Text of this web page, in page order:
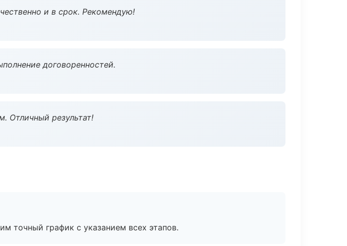
и в срок. Рекомендую!
договоренностей.
Отличный результат!
точный график с указанием всех этапов.